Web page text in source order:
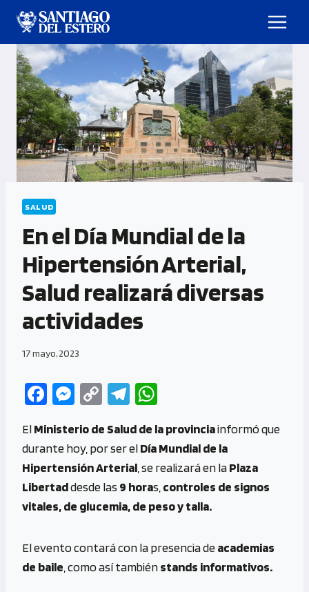
SALUD
En el Día Mundial de la
Hipertensión Arterial,
Salud realizará diversas
actividades
17 mayo, 2023
Fa
b
o
o
k
M
se
n
g
er
C
py
Li
n
k
Te
gr
a
m
at
s
A
p
ElMinisterio de Salud de la provinciainformó que
durante hoy, por ser elDía Mundial de la
Hipertensión Arterial , se realizará en laPlaza
Libertaddesde las 9 horas, controles de signos
vitales, de glucemia, de peso y talla.
El evento contará con la presencia deacademias
de baile , como así tambiénstands informativos.